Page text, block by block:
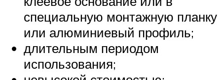
специальную монтажную планку
или алюминиевый профиль;
длительным периодом
использования;